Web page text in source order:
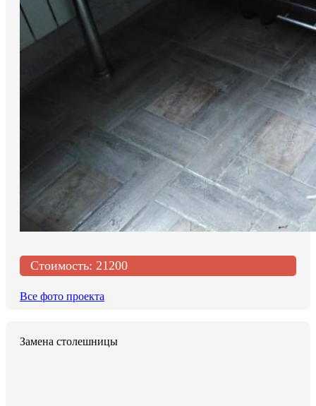
Стоимость: 21200
Все фото проекта
Замена столешницы